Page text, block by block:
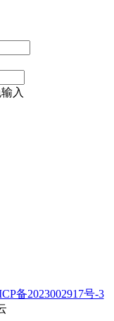
入
备2023002917号-3